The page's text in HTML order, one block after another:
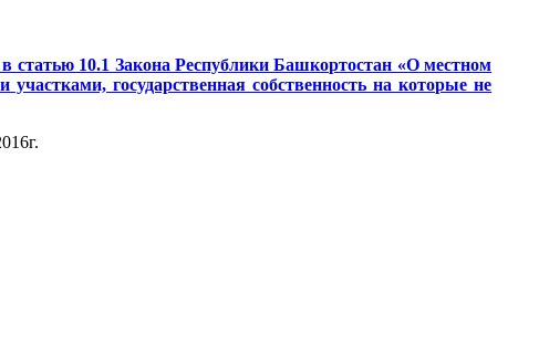
статью 10.1 Закона Республики Башкортостан «О местном
государственная собственность на которые не